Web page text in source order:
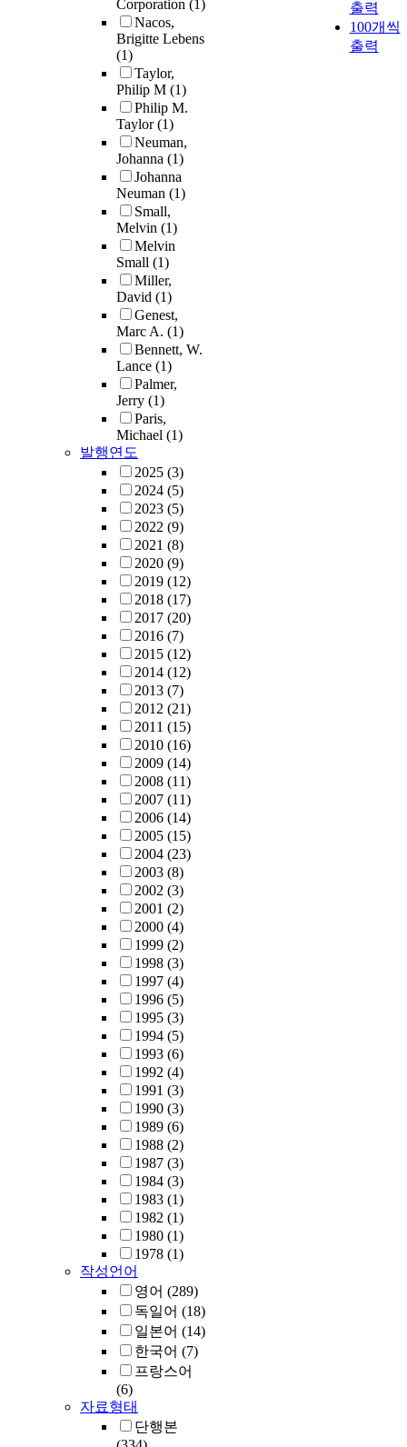
Corporation (1)
Nacos,
Brigitte Lebens
(1)
Taylor,
Philip M (1)
Philip M.
Taylor(1)
Neuman,
Johanna (1)
Johanna
Neuman (1)
Small,
Melvin (1)
Melvin
Small (1)
Miller,
David (1)
Genest,
Marc A. (1)
Bennett, W.
Lance (1)
Palmer,
Jerry (1)
Paris,
Michael (1)
발행연도
2025 (3)
2024 (5)
2023 (5)
2022 (9)
2021 (8)
2020 (9)
2019 (12)
2018 (17)
2017 (20)
2016 (7)
2015 (12)
2014 (12)
2013 (7)
2012 (21)
2011 (15)
2010 (16)
2009 (14)
2008 (11)
2007 (11)
2006 (14)
2005 (15)
2004 (23)
2003 (8)
2002 (3)
2001 (2)
2000 (4)
1999 (2)
1998 (3)
1997 (4)
1996 (5)
1995 (3)
1994 (5)
1993 (6)
1992 (4)
1991 (3)
1990 (3)
1989 (6)
1988 (2)
1987 (3)
1984 (3)
1983 (1)
1982 (1)
1980 (1)
1978 (1)
작성언어
영어 (289)
독일어 (18)
일본어 (14)
한국어 (7)
프랑스어
(6)
자료형태
단행본
출력
100개씩
출력